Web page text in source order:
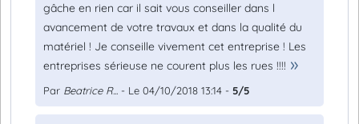
gâche en rien car il sait vous conseiller dans l
avancement de votre travaux et dans la qualité du
matériel ! Je conseille vivement cet entreprise ! Les
entreprises sérieuse ne courent plus les rues !!!!
Par Beatrice R... - Le 04/10/2018 13:14 - 5/5